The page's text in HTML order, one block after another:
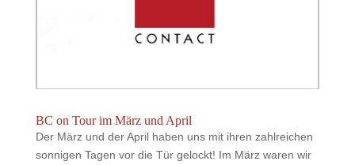
BC on Tour im März und April
Der März und der April haben uns mit ihren zahlreichen
sonnigen Tagen vor die Tür gelockt! Im März waren wir